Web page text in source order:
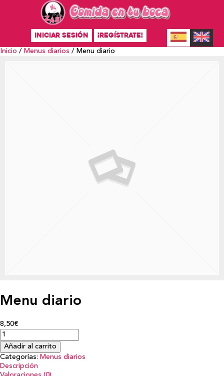
INICIAR SESIÓN ¡REGÍSTRATE!
Inicio / Menus diarios / Menu diario
Menu diario
8,50€
Añadir al carrito
Categorías: Menus diarios
Descripción